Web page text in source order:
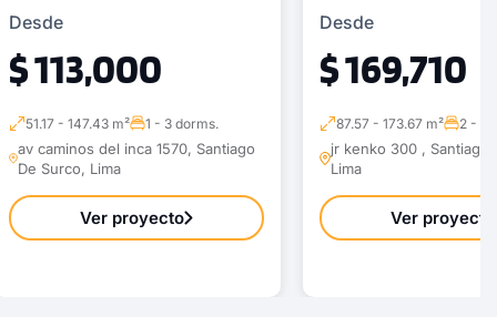
Desde
$ 113,000
51.17 - 147.43 m² 1 - 3 dorms.
av caminos del inca 1570, Santiago
De Surco, Lima
Ver proyecto
Desde
$ 169,710
87.57 - 173.67 m² 2 - 3
jr kenko 300 , Santiago
Lima
Ver proyecto